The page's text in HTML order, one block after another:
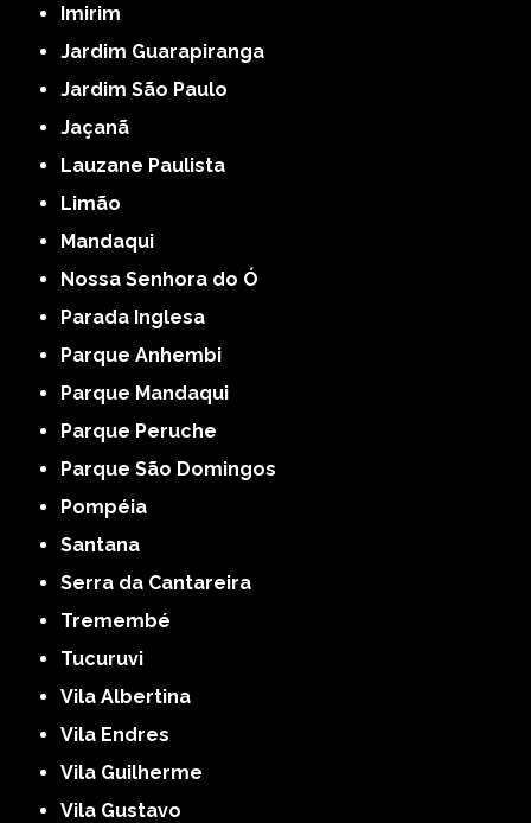
Imirim
Jardim Guarapiranga
Jardim São Paulo
Jaçanã
Lauzane Paulista
Limão
Mandaqui
Nossa Senhora do Ó
Parada Inglesa
Parque Anhembi
Parque Mandaqui
Parque Peruche
Parque São Domingos
Pompéia
Santana
Serra da Cantareira
Tremembé
Tucuruvi
Vila Albertina
Vila Endres
Vila Guilherme
Vila Gustavo